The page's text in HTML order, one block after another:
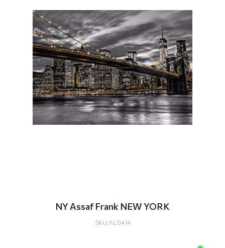
ΝΥ Assaf Frank NEW YORK
SKU: FL0414